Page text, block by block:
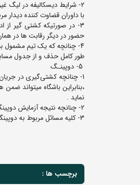
2- شرایط دیسکالیفه در لیگ
با داوران قضاوت کننده
3- در صورتیکه کشتی گیر از
حضور در دیگر رقابت ها در
طور کامل حذف و از جدول
1- چنانچه کشتی‌گیری در
،بنابراین باشگاه میتواند
نماید .
2- چنانچه نتیجه آزمایش دوپینگ کشتی‌گیران مثبت باشد نتایج مسابقات کشتی‌گیر مورد نظر از روز تست‌گیری بازنده با ضربه‌فنی خواهد بود.
3- کلیه مسائل مربوط به دوپینگ برابر مقررات و ضوابط ستاد ملی مبارزه با دوپینگ انجام خواهد شد.
برچسب ها :